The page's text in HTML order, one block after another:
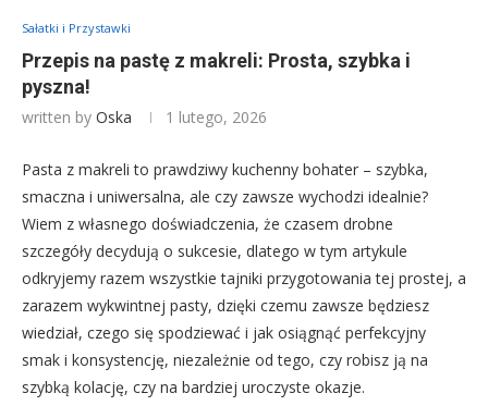
Sałatki i Przystawki
Przepis na pastę z makreli: Prosta, szybka i
pyszna!
written by Oska 1 lutego, 2026
Pasta z makreli to prawdziwy kuchenny bohater – szybka,
smaczna i uniwersalna, ale czy zawsze wychodzi idealnie?
Wiem z własnego doświadczenia, że czasem drobne
szczegóły decydują o sukcesie, dlatego w tym artykule
odkryjemy razem wszystkie tajniki przygotowania tej prostej, a
zarazem wykwintnej pasty, dzięki czemu zawsze będziesz
wiedział, czego się spodziewać i jak osiągnąć perfekcyjny
smak i konsystencję, niezależnie od tego, czy robisz ją na
szybką kolację, czy na bardziej uroczyste okazje.